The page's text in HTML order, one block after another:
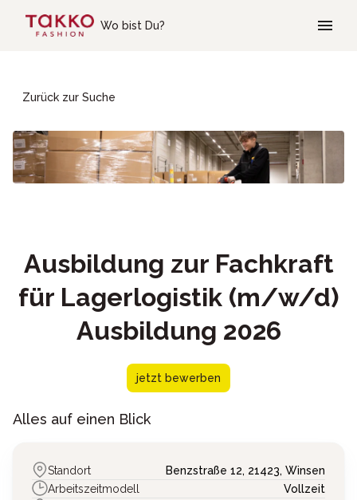
Wo bist Du?
Zurück zur Suche
Ausbildung zur Fachkraft
für Lagerlogistik (m/w/d)
Ausbildung 2026
jetzt bewerben
Alles auf einen Blick
Standort Benzstraße 12, 21423, Winsen
Arbeitszeitmodell
Vollzeit